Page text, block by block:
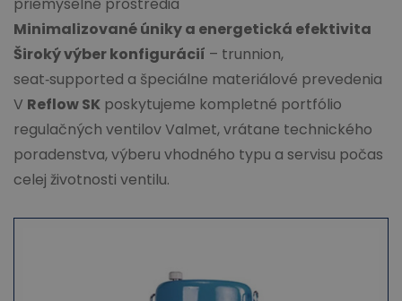
Minimalizované úniky a energetická efektivita
Široký výber konfigurácií – trunnion,
seat‑supported a špeciálne materiálové prevedenia
V Reflow SK poskytujeme kompletné portfólio
regulačných ventilov Valmet, vrátane technického
poradenstva, výberu vhodného typu a servisu počas
celej životnosti ventilu.